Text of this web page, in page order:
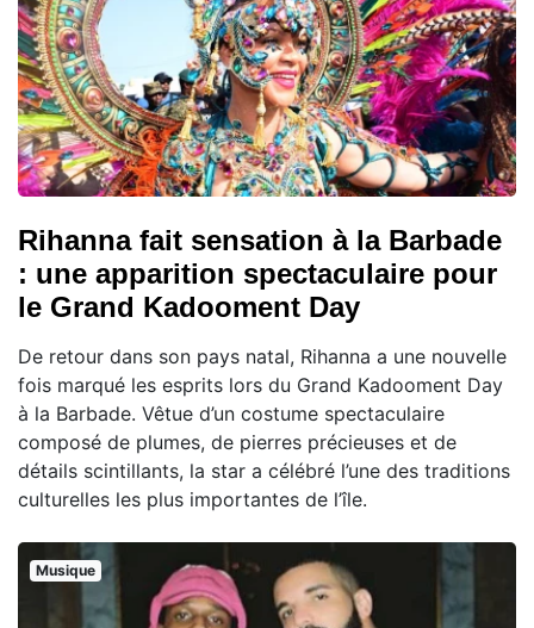
Rihanna fait sensation à la Barbade
: une apparition spectaculaire pour
le Grand Kadooment Day
De retour dans son pays natal, Rihanna a une nouvelle
fois marqué les esprits lors du Grand Kadooment Day
à la Barbade. Vêtue d’un costume spectaculaire
composé de plumes, de pierres précieuses et de
détails scintillants, la star a célébré l’une des traditions
culturelles les plus importantes de l’île.
Musique